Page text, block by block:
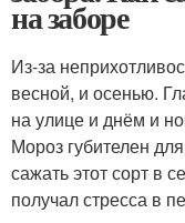
на заборе
Из-за
весной, и осенью.
на улице и днём и
Мороз губителен
сажать этот сорт в
получал стресса в